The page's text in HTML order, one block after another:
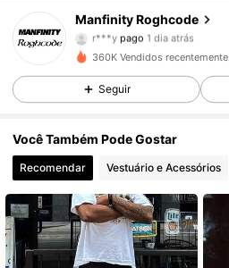
Manfinity Roghcode
4,70
27K Seguidores
r***ypago 1 dia atrás
4,70 27K Seguidores
4,70 27K Seguidores
4,70 27K Seguidores
4,70 27K Seguidores
360K Vendidos recentemente
Seguir
Você Também Pode Gostar
Recomendar Vestuário e Acessórios